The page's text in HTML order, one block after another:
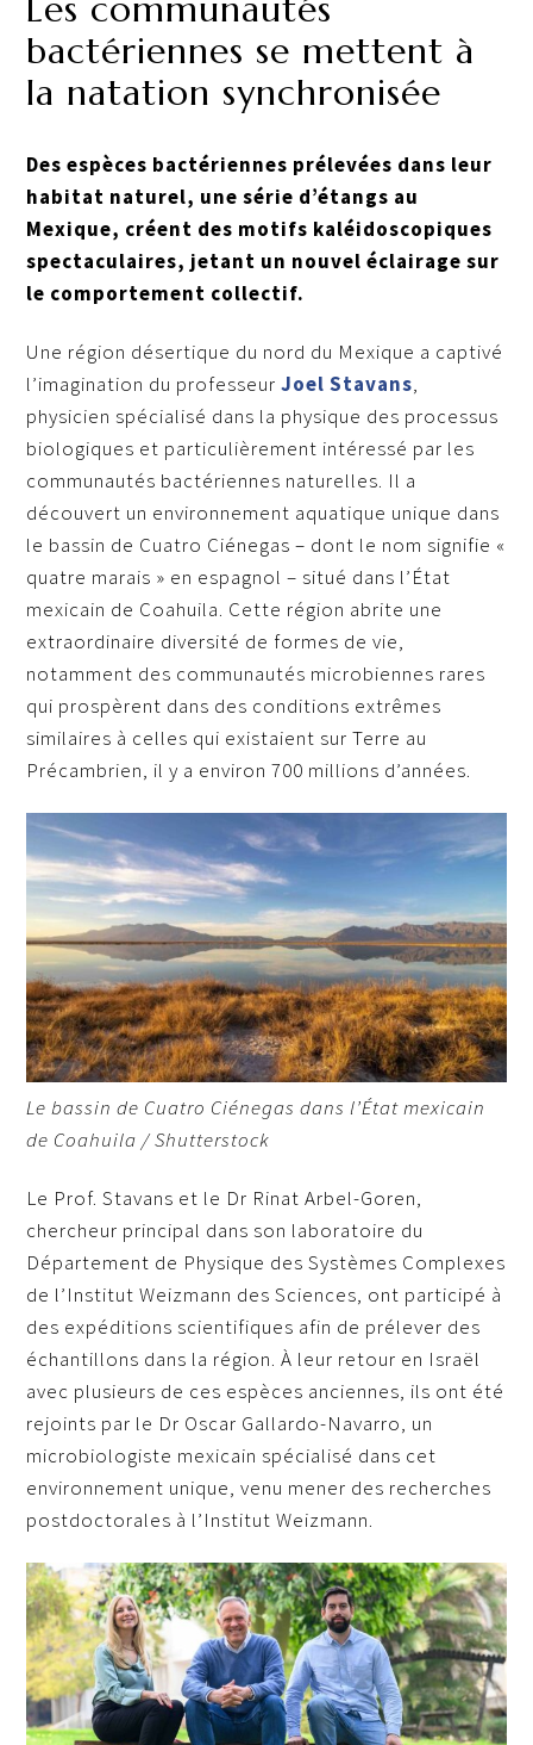
bactériennes se mettent à
la natation synchronisée
Des espèces bactériennes prélevées dans leur
habitat naturel, une série d’étangs au
Mexique, créent des motifs kaléidoscopiques
spectaculaires, jetant un nouvel éclairage sur
le comportement collectif.
Une région désertique du nord du Mexique a captivé
l’imagination du professeurJoel Stavans,
physicien spécialisé dans la physique des processus
biologiques et particulièrement intéressé par les
communautés bactériennes naturelles. Il a
découvert un environnement aquatique unique dans
le bassin de Cuatro Ciénegas – dont le nom signifie «
quatre marais » en espagnol – situé dans l’État
mexicain de Coahuila. Cette région abrite une
extraordinaire diversité de formes de vie,
notamment des communautés microbiennes rares
qui prospèrent dans des conditions extrêmes
similaires à celles qui existaient sur Terre au
Précambrien, il y a environ 700 millions d’années.
Le bassin de Cuatro Ciénegas dans l’État mexicain
de Coahuila / Shutterstock
Le Prof. Stavans et le Dr Rinat Arbel-Goren,
chercheur principal dans son laboratoire du
Département de Physique des Systèmes Complexes
de l’Institut Weizmann desSciences, ont participé à
des expéditions scientifiques afin de prélever des
échantillons dans la région. À leur retour en Israël
avec plusieurs de ces espèces anciennes, ils ont été
rejoints par le Dr Oscar Gallardo-Navarro, un
microbiologiste mexicain spécialisé dans cet
environnement unique, venu mener des recherches
postdoctorales à l’Institut Weizmann.